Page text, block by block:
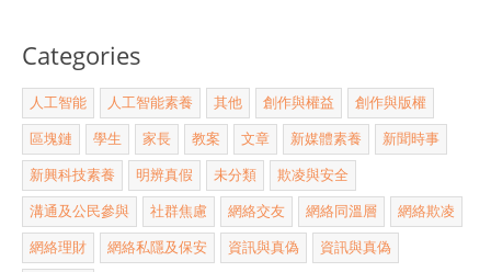
Categories
人工智能 人工智能素養 其他 創作與權益 創作與版權
區塊鏈 學生 家長 教案 文章 新媒體素養 新聞時事
新興科技素養 明辨真假 未分類 欺凌與安全
溝通及公民參與 社群焦慮 網絡交友 網絡同溫層 網絡欺凌
網絡理財 網絡私隱及保安 資訊與真偽 資訊與真偽